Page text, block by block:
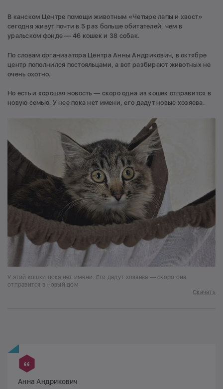
В канском Центре помощи животным «Четыре лапы и хвост»
сегодня живут почти в 5 раз больше обитателей, чем в
уральском фонде — 46 кошек и 38 собак.
По словам организатора Центра Анны Андрикович, в октябре
центр пополнился постояльцами, а вот разбирают животных не
очень охотно.
Но есть и хорошая новость — скоро одна из кошек отправится в
новую семью. У нее пока нет имени, его дадут новые хозяева.
У этой кошки пока нет имени. Его дадут хозяева — скоро она
отправится в новый дом
Скачать
Анна Андрикович